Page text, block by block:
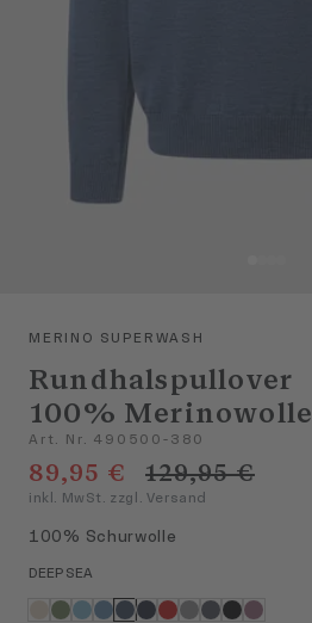
MERINO SUPERWASH
Rundhalspullover
100% Merinowolle
Art. Nr. 490500-380
89,95 € 129,95 €
inkl. MwSt. zzgl. Versand
100% Schurwolle
DEEP SEA